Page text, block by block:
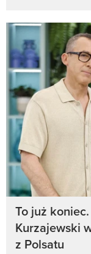
To już
Kurzajewski
z Polsatu